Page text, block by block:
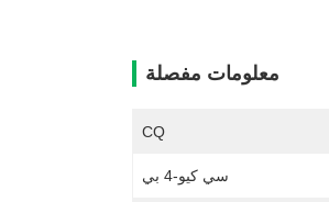
معلومات مفصلة
CQ
سي كيو-4 بي